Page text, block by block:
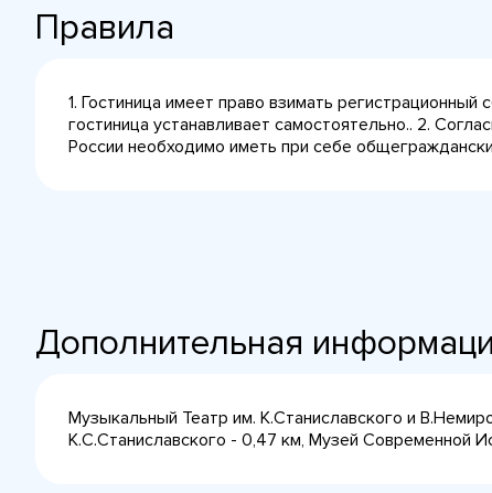
Правила
1. Гостиница имеет право взимать
гостиница устанавливает самостоятельно.. 2.
России необходимо иметь при себе
Дополнительная
Музыкальный Театр им. К.Станиславского и
К.С.Станиславского - 0,47 км, Музей Современной